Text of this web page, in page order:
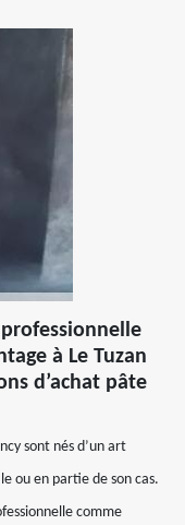
à Le Tuzan
d’achat pâte
sont nés d’un art
ou en partie de son cas.
comme